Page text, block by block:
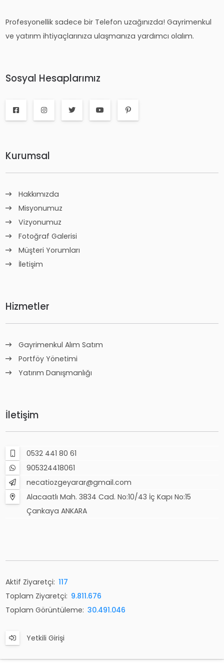
Profesyonellik sadece bir Telefon uzağınızda! Gayrimenkul
ve yatırım ihtiyaçlarınıza ulaşmanıza yardımcı olalım.
Sosyal Hesaplarımız
Kurumsal
Hakkımızda
Misyonumuz
Vizyonumuz
Fotoğraf Galerisi
Müşteri Yorumları
İletişim
Hizmetler
Gayrimenkul Alım Satım
Portföy Yönetimi
Yatırım Danışmanlığı
İletişim
0532 441 80 61
905324418061
necatiozgeyarar@gmail.com
Alacaatlı Mah. 3834 Cad. No:10/43 İç Kapı No:15
Çankaya ANKARA
Aktif Ziyaretçi: 117
Toplam Ziyaretçi: 9.811.676
Toplam Görüntüleme: 30.491.046
Yetkili Girişi